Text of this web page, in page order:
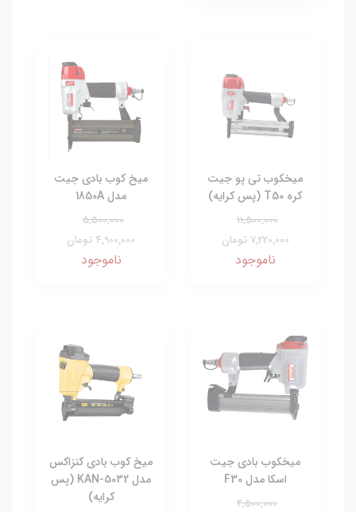
میخکوب تی پو جیت
کره T50 (پس کرایه)
11,500,000
7,220,000 تومان
ناموجود
میخ کوب بادی جیت
مدل 1850A
5,500,000
4,900,000 تومان
ناموجود
میخکوب بادی جیت
اسکا مدل F30
4,500,000
میخ کوب بادی کنزاکس
مدل KAN-5032 (پس
کرایه)